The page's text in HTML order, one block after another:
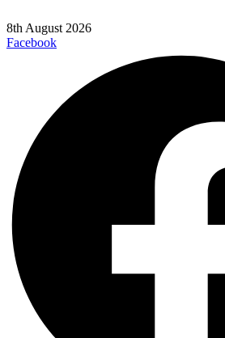
8th August 2026
Facebook